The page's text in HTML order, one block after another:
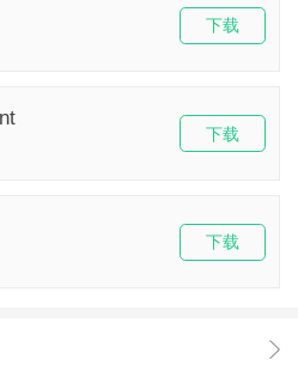
下载
下载
下载